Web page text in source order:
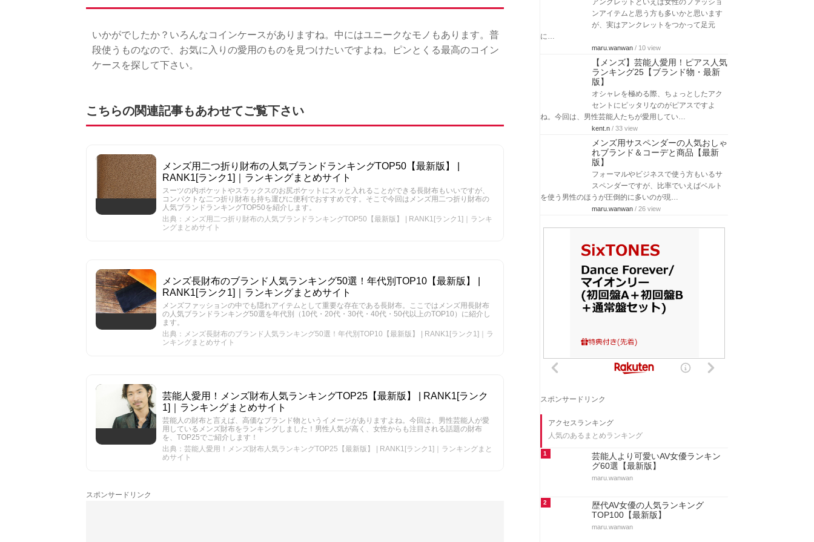
いかがでしたか？いろんなコインケースがありますね。中にはユニークなモノもあります。普
段使うものなので、お気に入りの愛用のものを見つけたいですよね。ピンとくる最高のコイン
ケースを探して下さい。
こちらの関連記事もあわせてご覧下さい
メンズ用二つ折り財布の人気ブランドランキングTOP50【最新版】 |
RANK1[ランク1]｜ランキングまとめサイト
スーツの内ポケットやスラックスのお尻ポケットにスッと入れることができる長財布もいいですが、
コンパクトな二つ折り財布も持ち運びに便利でおすすめです。そこで今回はメンズ用二つ折り財布の
人気ブランドランキングTOP50を紹介します。
出典：メンズ用二つ折り財布の人気ブランドランキングTOP50【最新版】 | RANK1[ランク1]｜ランキ
ングまとめサイト
メンズ長財布のブランド人気ランキング50選！年代別TOP10【最新版】 |
RANK1[ランク1]｜ランキングまとめサイト
メンズファッションの中でも隠れアイテムとして重要な存在である長財布。ここではメンズ用長財布
の人気ブランドランキング50選を年代別（10代・20代・30代・40代・50代以上のTOP10）に紹介し
ます。
出典：メンズ長財布のブランド人気ランキング50選！年代別TOP10【最新版】 | RANK1[ランク1]｜ラ
ンキングまとめサイト
芸能人愛用！メンズ財布人気ランキングTOP25【最新版】 | RANK1[ランク
1]｜ランキングまとめサイト
芸能人の財布と言えば、高価なブランド物というイメージがありますよね。今回は、男性芸能人が愛
用しているメンズ財布をランキングしました！男性人気が高く、女性からも注目される話題の財布
を、TOP25でご紹介します！
出典：芸能人愛用！メンズ財布人気ランキングTOP25【最新版】 | RANK1[ランク1]｜ランキングまと
めサイト
スポンサードリンク
アンクレットといえば女性のファッショ
ンアイテムと思う方も多いかと思います
が、実はアンクレットをつかって足元
に…
maru.wanwan / 10 view
【メンズ】芸能人愛用！ピアス人気
ランキング25【ブランド物・最新
版】
オシャレを極める際、ちょっとしたアク
セントにピッタリなのがピアスですよ
ね。今回は、男性芸能人たちが愛用してい…
kent.n / 33 view
メンズ用サスペンダーの人気おしゃ
れブランド＆コーデと商品【最新
版】
フォーマルやビジネスで使う方もいるサ
スペンダーですが、比率でいえばベルト
を使う男性のほうが圧倒的に多いのが現…
maru.wanwan / 26 view
スポンサードリンク
アクセスランキング
人気のあるまとめランキング
1
芸能人より可愛いAV女優ランキン
グ60選【最新版】
maru.wanwan
2
歴代AV女優の人気ランキング
TOP100【最新版】
maru.wanwan